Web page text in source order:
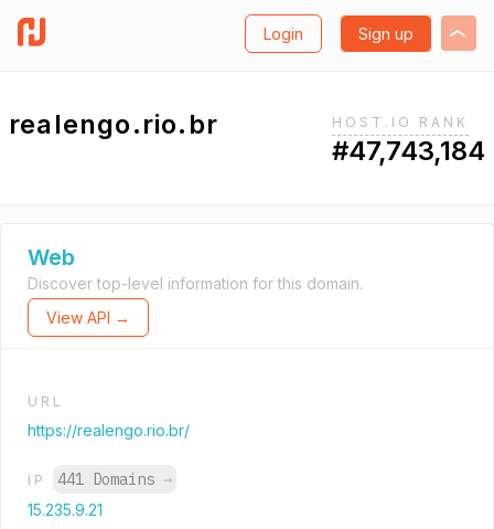
Login Sign up
realengo.rio.br HOST.IO RANK
#47,743,184
Web
Discover top-level information for this domain.
View API →
URL
https://realengo.rio.br/
IP 441 Domains →
15.235.9.21